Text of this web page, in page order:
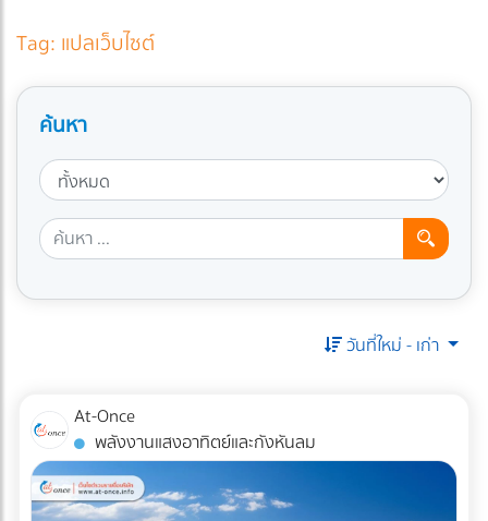
Tag: แปลเว็บไซต์
ค้นหา
วันที่ใหม่ - เก่า
At-Once
พลังงานแสงอาทิตย์และกังหันลม